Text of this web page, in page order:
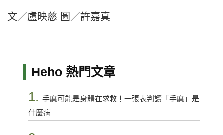
文／盧映慈 圖／許嘉真
Heho 熱門文章
1. 手麻可能是身體在求救！一張表判讀「手麻」是
什麼病